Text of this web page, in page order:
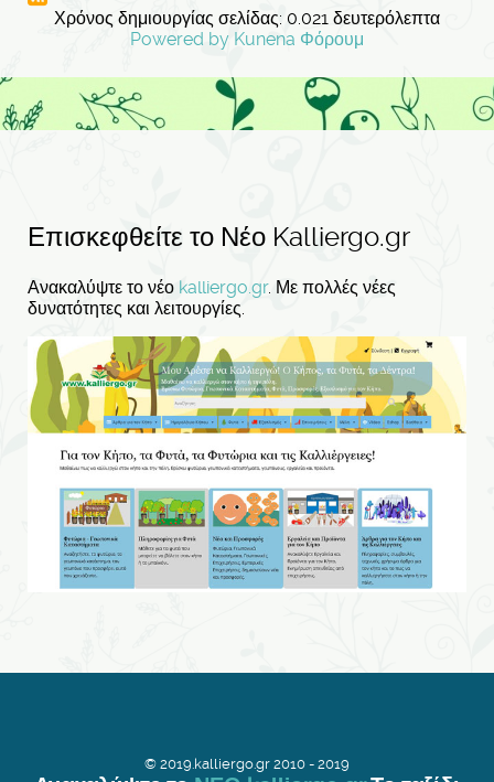
Χρόνος δημιουργίας σελίδας: 0.021 δευτερόλεπτα
Powered by Kunena Φόρουμ
Επισκεφθείτε το Νέο Kalliergo.gr
Ανακαλύψτε το νέο kalliergo.gr. Με πολλές νέες
δυνατότητες και λειτουργίες.
© 2019.kalliergo.gr 2010 - 2019